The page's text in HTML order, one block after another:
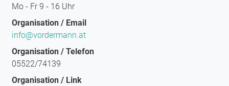
Mo - Fr 9 - 16 Uhr
Organisation / Email
info@vordermann.at
Organisation / Telefon
05522/74139
Organisation / Link